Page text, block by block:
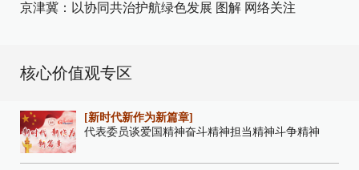
京津冀：以协同共治护航绿色发展 图解 网络关注
核心价值观专区
[新时代新作为新篇章]
代表委员谈爱国精神奋斗精神担当精神斗争精神